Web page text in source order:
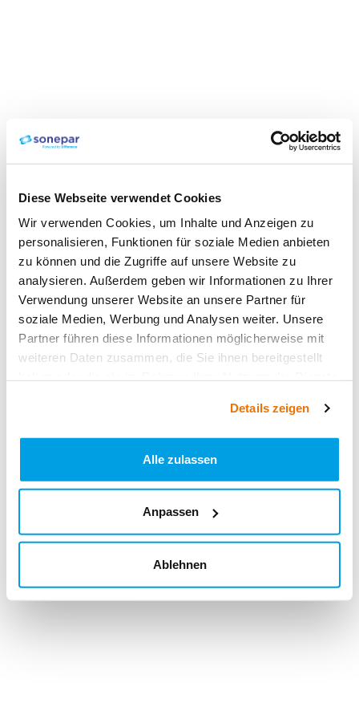
Diese Webseite verwendet Cookies
Wir verwenden Cookies, um Inhalte und Anzeigen zu
personalisieren, Funktionen für soziale Medien anbieten
zu können und die Zugriffe auf unsere Website zu
analysieren. Außerdem geben wir Informationen zu Ihrer
Verwendung unserer Website an unsere Partner für
soziale Medien, Werbung und Analysen weiter. Unsere
Partner führen diese Informationen möglicherweise mit
weiteren Daten zusammen, die Sie ihnen bereitgestellt
Details zeigen
Alle zulassen
Anpassen
Ablehnen